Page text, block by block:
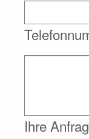
Ihre